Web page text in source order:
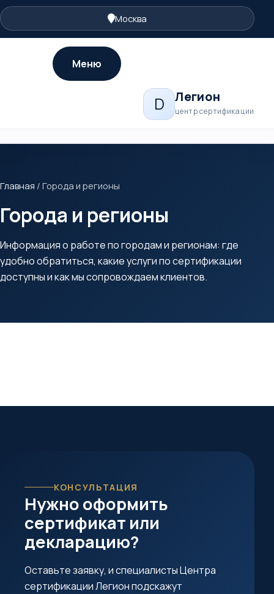
Москва
D Легион
центр сертификации
Меню
Главная / Города и регионы
Города и регионы
Информация о работе по городам и регионам: где
удобно обратиться, какие услуги по сертификации
доступны и как мы сопровождаем клиентов.
КОНСУЛЬТАЦИЯ
Нужно оформить
сертификат или
декларацию?
Оставьте заявку, и специалисты Центра
сертификации Легион подскажут